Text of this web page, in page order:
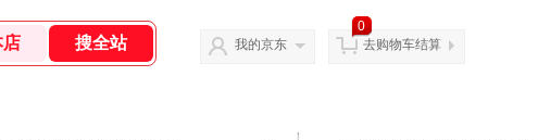
我的京东
0
去购物车结算